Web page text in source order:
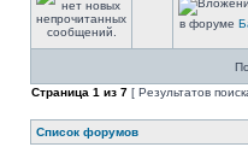
в форуме
Страница 1 из 7 [ Результатов
Список форумов